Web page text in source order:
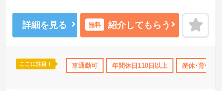
産休･育休･介護休暇取得実績あり ボーナス・賞与あり 社会
詳細を見る 無料 紹介してもらう
ここに注目！ 車通勤可 年間休日110日以上 産休･育休･